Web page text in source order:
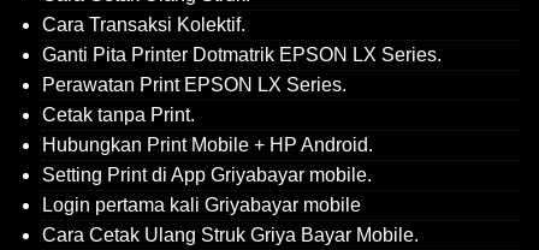
Cara Transaksi Kolektif.
Ganti Pita Printer Dotmatrik EPSON LX Series.
Perawatan Print EPSON LX Series.
Cetak tanpa Print.
Hubungkan Print Mobile + HP Android.
Setting Print di App Griyabayar mobile.
Login pertama kali Griyabayar mobile
Cara Cetak Ulang Struk Griya Bayar Mobile.